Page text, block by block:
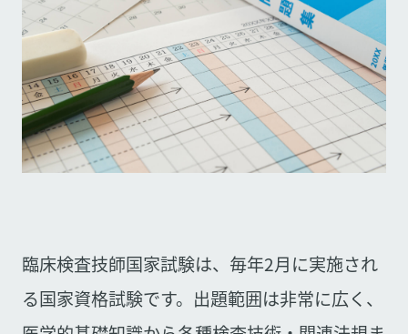
臨床検査技師国家試験は、毎年2月に実施され
る国家資格試験です。出題範囲は非常に広く、